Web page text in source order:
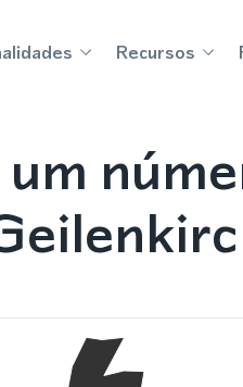
Recursos